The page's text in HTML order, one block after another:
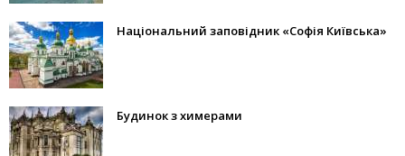
Національний заповідник «Софія Київська»
Будинок з химерами